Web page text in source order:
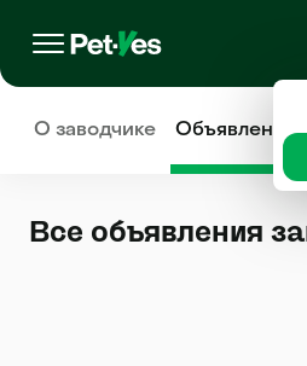
О заводчике Объявления
Все объявления